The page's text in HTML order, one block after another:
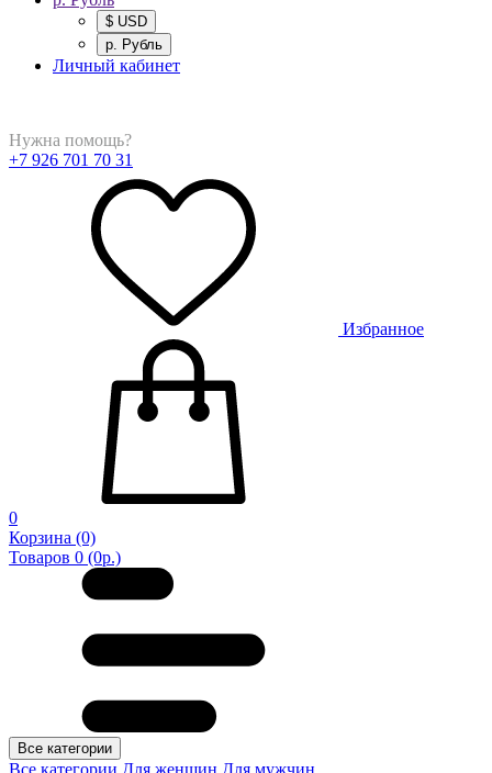
$ USD
р. Рубль
Личный кабинет
Нужна помощь?
+7 926 701 70 31
Избранное
0
Корзина (0)
Товаров 0 (0р.)
Все категории
Все категории Для женщин Для мужчин